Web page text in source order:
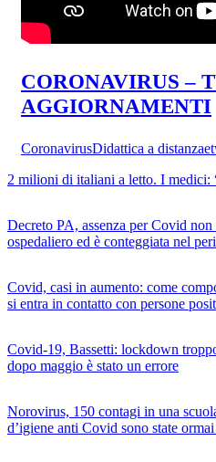
CORONAVIRUS –
AGGIORNAMENTI
CoronavirusDidattica a distanza
2 milioni di italiani a letto. I medici:
Decreto PA, assenza per Covid
ospedaliero ed è conteggiata nel
Covid, casi in aumento: come
si entra in contatto con persone
Covid-19, Bassetti: lockdown
dopo maggio è stato un errore
Norovirus, 150 contagi in una
d’igiene anti Covid sono state